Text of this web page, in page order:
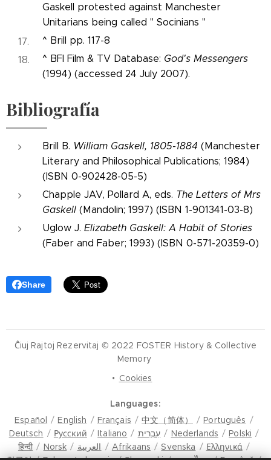
Gaskell protested against Manchester
Unitarians being called " Socinians "
^ Brill pp. 117-8
^ BFI Film & TV Database: God's Messengers
(1994) (accessed 24 July 2007).
Bibliografía
Brill B. William Gaskell, 1805-1884 (Manchester
Literary and Philosophical Publications; 1984)
(ISBN 0-902428-05-5)
Chapple JAV, Pollard A, eds. The Letters of Mrs
Gaskell (Mandolin; 1997) (ISBN 1-901341-03-8)
Uglow J. Elizabeth Gaskell: A Habit of Stories
(Faber and Faber; 1993) (ISBN 0-571-20359-0)
Share
Ĉiuj Rajtoj Rezervitaj © 2022 FOSTER History & Collective
Memory
Cookies
Languages
Español
English Français 中文（简体）
Português
Deutsch
Русский Italiano עִבְרִית Nederlands
Polski
हिन्दी
Norsk العربية Afrikaans Svenska
Ελληνικά